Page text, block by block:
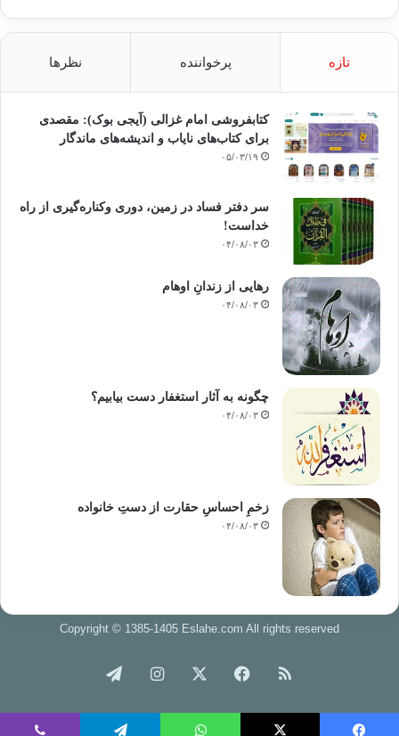
تازه پرخواننده نظرها
کتابفروشی امام غزالی (آیجی بوک): مقصدی
برای کتاب‌های نایاب و اندیشه‌های ماندگار
۰۵/۰۳/۱۹
سر دفتر فساد در زمین‌، دوری وکناره‌گیری از راه
خداست‌!
۰۴/۰۸/۰۳
رهایی از زندانِ اوهام
۰۴/۰۸/۰۳
چگونه به آثار استغفار دست بیابیم؟
۰۴/۰۸/۰۳
زخمِ احساسِ حقارت از دستِ خانواده
۰۴/۰۸/۰۳
Copyright © 1385-1405 Eslahe.com All rights reserved
خوراک فیس
بوک
اینستاگرام